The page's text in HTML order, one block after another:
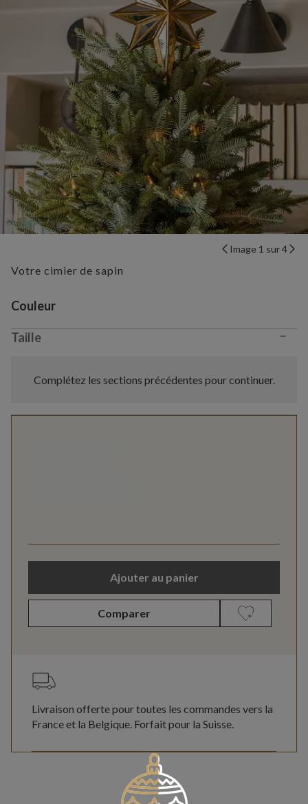
Image 1 sur 4
Votre cimier de sapin
Variant selection
Couleur
Taille −
Complétez les sections précédentes pour continuer.
Ajouter au panier
Comparer
Livraison offerte pour toutes les commandes vers la
France et la Belgique. Forfait pour la Suisse.